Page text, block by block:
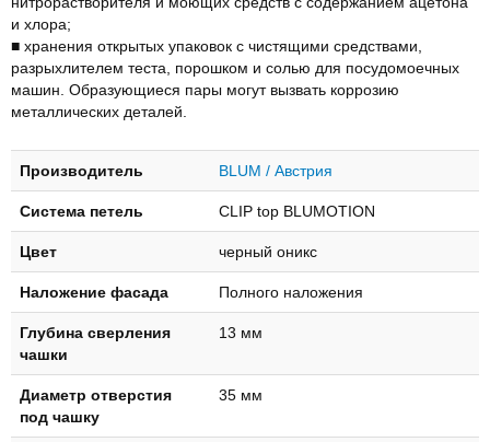
и хлора;
■ хранения открытых упаковок с чистящими средствами,
разрыхлителем теста, порошком и солью для посудомоечных
машин. Образующиеся пары могут вызвать коррозию
металлических деталей.
Производитель BLUM / Австрия
Система петель CLIP top BLUMOTION
Цвет черный оникс
Наложение фасада Полного наложения
Глубинa свeрлeния
чашки
13 мм
Диаметр отверстия
под чашку
35 мм